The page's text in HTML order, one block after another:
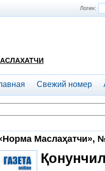
Логин:
Свежий номер
Маслаҳатчи»,